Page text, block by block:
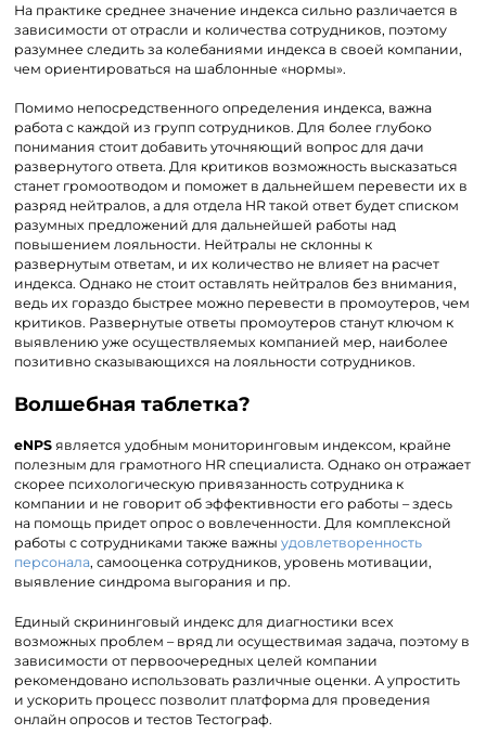
На практике среднее значение индекса сильно различается в
зависимости от отрасли и количества сотрудников, поэтому
разумнее следить за колебаниями индекса в своей компании,
чем ориентироваться на шаблонные «нормы».
Помимо непосредственного определения индекса, важна
работа с каждой из групп сотрудников. Для более глубоко
понимания стоит добавить уточняющий вопрос для дачи
развернутого ответа. Для критиков возможность высказаться
станет громоотводом и поможет в дальнейшем перевести их в
разряд нейтралов, а для отдела HR такой ответ будет списком
разумных предложений для дальнейшей работы над
повышением лояльности. Нейтралы не склонны к
развернутым ответам, и их количество не влияет на расчет
индекса. Однако не стоит оставлять нейтралов без внимания,
ведь их гораздо быстрее можно перевести в промоутеров, чем
критиков. Развернутые ответы промоутеров станут ключом к
выявлению уже осуществляемых компанией мер, наиболее
позитивно сказывающихся на лояльности сотрудников.
Волшебная таблетка?
eNPS является удобным мониторинговым индексом, крайне
полезным для грамотного HR специалиста. Однако он отражает
скорее психологическую привязанность сотрудника к
компании и не говорит об эффективности его работы – здесь
на помощь придет опрос о вовлеченности. Для комплексной
работы с сотрудниками также важныудовлетворенность
персонала, самооценка сотрудников, уровень мотивации,
выявление синдрома выгорания и пр.
Единый скрининговый индекс для диагностики всех
возможных проблем – вряд ли осуществимая задача, поэтому в
зависимости от первоочередных целей компании
рекомендовано использовать различные оценки. А упростить
и ускорить процесс позволит платформа для проведения
онлайн опросов и тестов Тестограф.